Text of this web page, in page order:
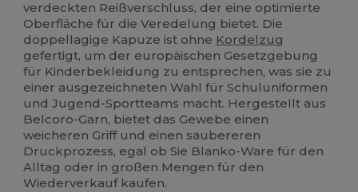
verdeckten Reißverschluss, der eine optimierte
Oberfläche für die Veredelung bietet. Die
doppellagige Kapuze ist ohne Kordelzug
gefertigt, um der europäischen Gesetzgebung
für Kinderbekleidung zu entsprechen, was sie zu
einer ausgezeichneten Wahl für Schuluniformen
und Jugend-Sportteams macht. Hergestellt aus
Belcoro-Garn, bietet das Gewebe einen
weicheren Griff und einen saubereren
Druckprozess, egal ob Sie Blanko-Ware für den
Alltag oder in großen Mengen für den
Wiederverkauf kaufen.